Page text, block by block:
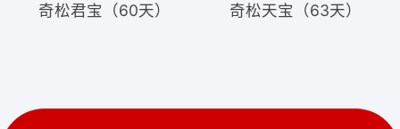
奇松君宝（60天） 奇松天宝（63天）